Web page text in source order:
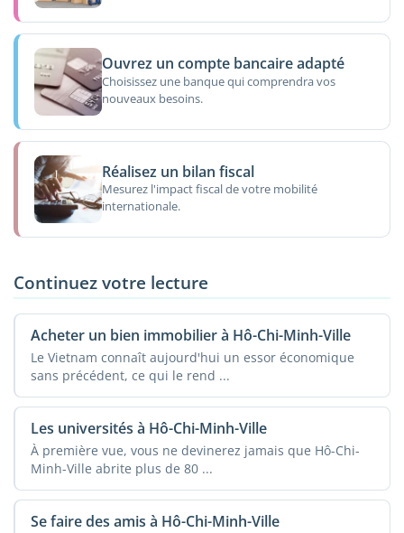
Ouvrez un compte bancaire adapté
Choisissez une banque qui comprendra vos
nouveaux besoins.
Réalisez un bilan fiscal
Mesurez l'impact fiscal de votre mobilité
internationale.
Continuez votre lecture
Acheter un bien immobilier à Hô-Chi-Minh-Ville
Le Vietnam connaît aujourd'hui un essor économique
sans précédent, ce qui le rend ...
Les universités à Hô-Chi-Minh-Ville
À première vue, vous ne devinerez jamais que Hô-Chi-
Minh-Ville abrite plus de 80 ...
Se faire des amis à Hô-Chi-Minh-Ville